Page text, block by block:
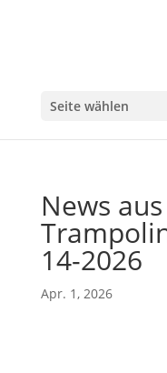
Seite wählen
News
14-2026
Apr. 1, 2026